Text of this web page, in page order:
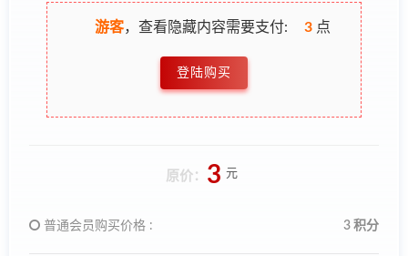
游客，查看隐藏内容需要支付: 3点
登陆购买
原价： 3 元
普通会员购买价格 : 3 积分